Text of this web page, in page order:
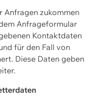
Anfragen zukommen
Anfrageformular
Kontaktdaten
für den Fall von
Diese Daten geben